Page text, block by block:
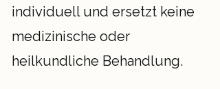
individuell und ersetzt keine
medizinische oder
heilkundliche Behandlung.